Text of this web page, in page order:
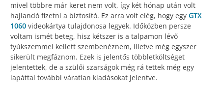
mivel többre már keret nem volt, így két hónap után volt
hajlandó fizetni a biztosító. Ez arra volt elég, hogy egy GTX
1060 videokártya tulajdonosa legyek. Időközben persze
voltam ismét beteg, hisz kétszer is a talpamon lévő
tyúkszemmel kellett szembenéznem, illetve még egyszer
sikerült megfáznom. Ezek is jelentős többletköltséget
jelentettek, de a szülői szarságok még rá tettek még egy
lapáttal további váratlan kiadásokat jelentve.